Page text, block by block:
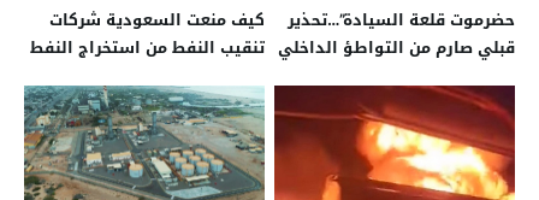
حضرموت قلعة السيادة”…تحذير
قبلي صارم من التواطؤ الداخلي
كيف منعت السعودية شركات
تنقيب النفط من استخراج النفط